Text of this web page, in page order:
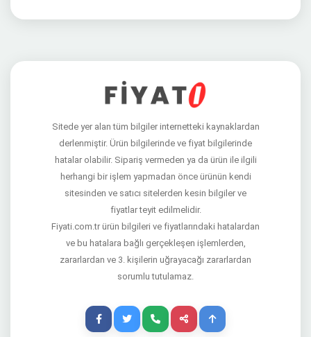
Sitede yer alan tüm bilgiler internetteki kaynaklardan
derlenmiştir. Ürün bilgilerinde ve fiyat bilgilerinde
hatalar olabilir. Sipariş vermeden ya da ürün ile ilgili
herhangi bir işlem yapmadan önce ürünün kendi
sitesinden ve satıcı sitelerden kesin bilgiler ve
fiyatlar teyit edilmelidir.
Fiyati.com.tr ürün bilgileri ve fiyatlarındaki hatalardan
ve bu hatalara bağlı gerçekleşen işlemlerden,
zararlardan ve 3. kişilerin uğrayacağı zararlardan
sorumlu tutulamaz.